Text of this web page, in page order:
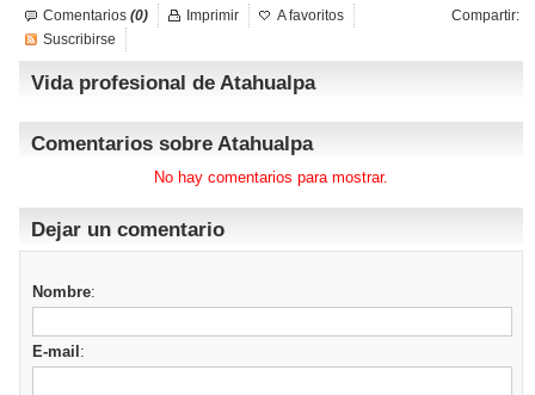
Comentarios (0) Compartir:
Imprimir
A favoritos
Suscribirse
Vida profesional de Atahualpa
Comentarios sobre Atahualpa
No hay comentarios para mostrar.
Dejar un comentario
Nombre:
E-mail :